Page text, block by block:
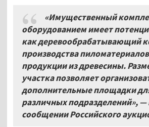
«Имущественный
оборудованием имеет
как деревообрабатывающий
производства
продукции из древесины.
участка позволяет
дополнительные площадки
различных подразделений», —
сообщении Российского